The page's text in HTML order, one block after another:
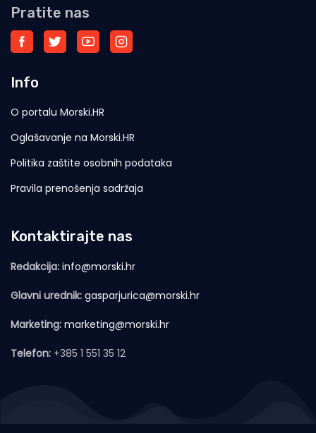
Pratite nas
Info
O portalu Morski.HR
Oglašavanje na Morski.HR
Politika zaštite osobnih podataka
Pravila prenošenja sadržaja
Kontaktirajte nas
Redakcija: info@morski.hr
Glavni urednik: gasparjurica@morski.hr
Marketing: marketing@morski.hr
Telefon: +385 1 551 35 12